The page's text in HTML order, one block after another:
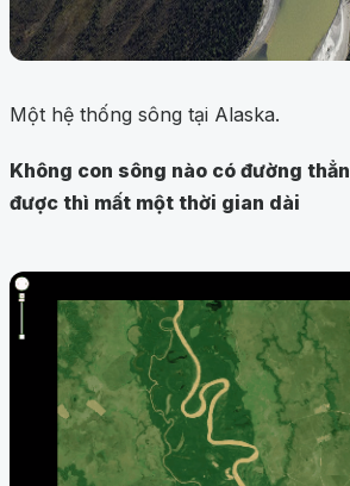
Một hệ thống sông tại Alaska.
Không con sông nào có đường
được thì mất một thời gian dài